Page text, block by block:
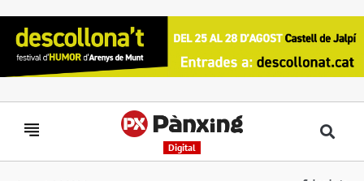
Digital